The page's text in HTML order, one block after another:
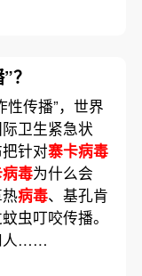
？
性传播”，世界
卫生紧急状
针对寨卡病毒
毒为什么会
病毒、基孔肯
虫叮咬传播。
人……